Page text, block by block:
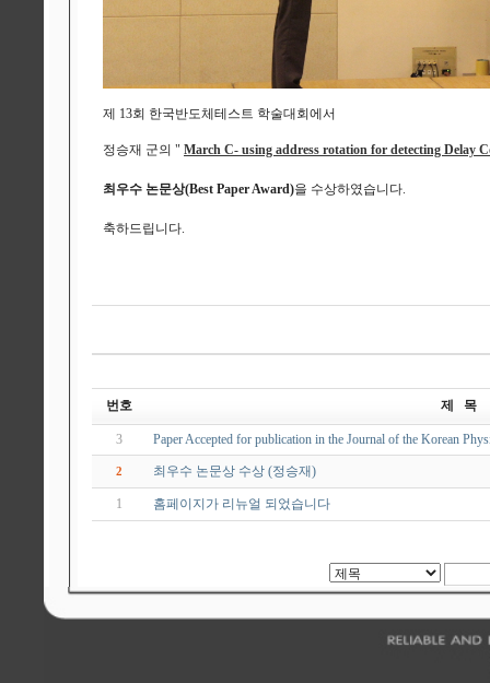
제 13회 한국반도체테스트 학술대회에서
정승재 군의 " March C- using address rotation for detecting Delay
최우수 논문상(Best Paper Award)을 수상하였습니다.
축하드립니다.
번호 제 목
3 Paper Accepted for publication in the Journal of the Korean
2 최우수 논문상 수상 (정승재)
1 홈페이지가 리뉴얼 되었습니다